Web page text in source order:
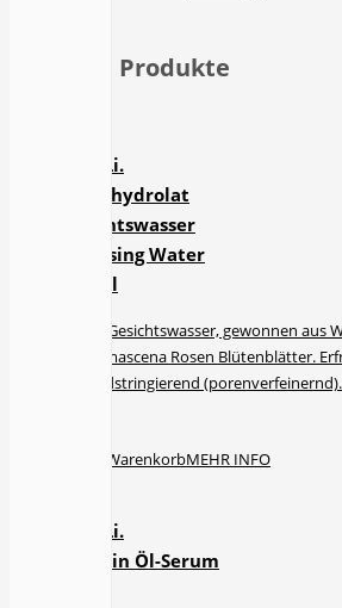
Ähnliche Produkte
Rosa Li.
Rosenhydrolat
Gesichtswasser
Cleansing Water
100 ml
Reines Gesichtswasser, gewonnen aus
der Damascena Rosen Blütenblätter.
wirkt adstringierend (porenverfeinernd).
In den WarenkorbMEHR INFO
Rosa Li.
Vitamin Öl-Serum